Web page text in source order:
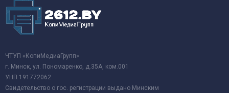
ЧТУП «КопиМедиаГрупп»
г. Минск, ул. Пономаренко, д.35А, ком.001
УНП 191772062
Свидетельство о гос. регистрации выдано Минским